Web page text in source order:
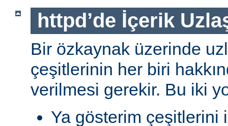
httpd’de İçerik
Bir özkaynak üzerinde
çeşitlerinin her biri
verilmesi gerekir. Bu iki
Ya gösterim çeşitlerini